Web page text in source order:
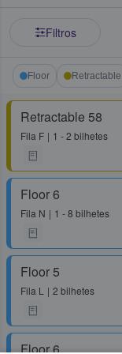
Filtros
Floor Retractable
Retractable 58
Fila F 1 - 2 bilhetes
Floor 6
Fila N 1 - 8 bilhetes
Floor 5
Fila L 2 bilhetes
Floor 6